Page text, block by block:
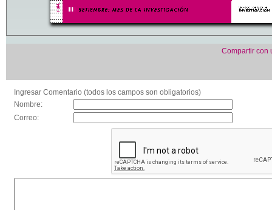
Compartir con
Ingresar Comentario (todos los campos son obligatorios)
Nombre:
Correo: